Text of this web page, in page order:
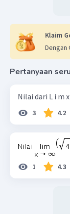
Klaim
Dengan
Pertanyaan
Nilai dari L i m x
3 4.2
1 4.3